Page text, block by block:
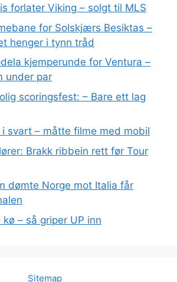
forlater Viking – solgt til MLS
for Solskjærs Besiktas –
henger i tynn tråd
kjemperunde for Ventura –
under par
scoringsfest: – Bare ett lag
svart – måtte filme med mobil
Brakk ribbein rett før Tour
dømte Norge mot Italia får
– så griper UP inn
Sitemap